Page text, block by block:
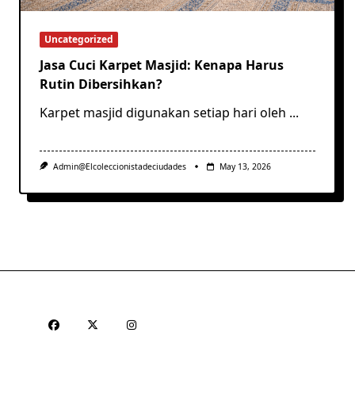
Uncategorized
Jasa Cuci Karpet Masjid: Kenapa Harus
Rutin Dibersihkan?
Karpet masjid digunakan setiap hari oleh ...
Admin@elcoleccionistadeciudades May 13, 2026